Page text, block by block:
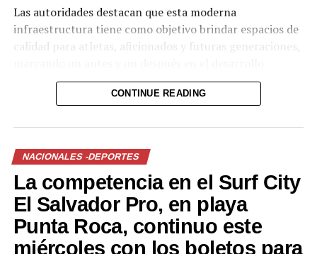
Las autoridades destacan que esta moderna
infraestructura tiene como objetivo brindar espacios de
calidad para atletas, aficionados y futuras generaciones,
deportivo nacional.
Facebook X
Me gusta esto:
CONTINUE READING
NACIONALES -DEPORTES
La competencia en el Surf City
El Salvador Pro, en playa
Punta Roca, continuo este
miércoles con los boletos para